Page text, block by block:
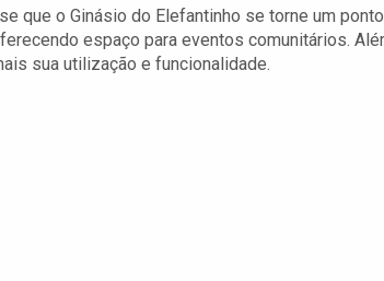
que o Ginásio do Elefantinho se torne um ponto
espaço para eventos comunitários.
sua utilização e funcionalidade.